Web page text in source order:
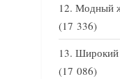
Модный
(17 336)
Широкий
(17 086)